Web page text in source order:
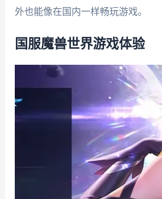
外也能像在国内一样畅玩游戏。
国服魔兽世界游戏体验